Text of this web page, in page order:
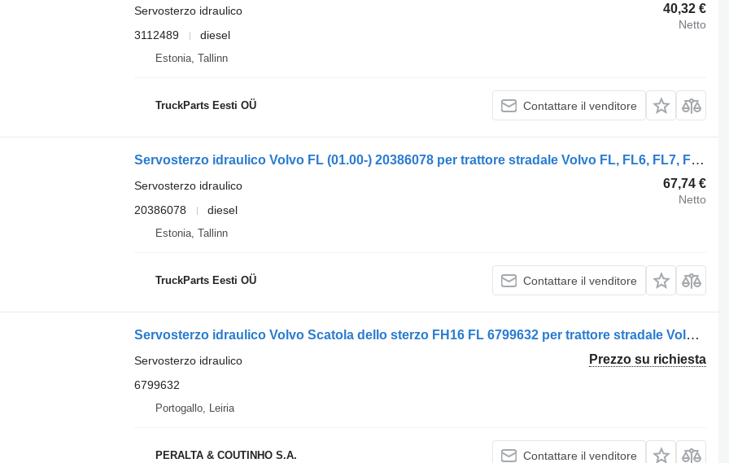
40,32 €
Netto
Servosterzo idraulico
3112489
diesel
Estonia, Tallinn
TruckParts Eesti OÜ Contattare il venditore
Servosterzo idraulico Volvo FL (01.00-) 20386078 per trattore stradale Volvo FL, FL6, FL7, FL10, FL12, FS718 (1985-2005)
67,74 €
Netto
Servosterzo idraulico
20386078
diesel
Estonia, Tallinn
TruckParts Eesti OÜ Contattare il venditore
Servosterzo idraulico Volvo Scatola dello sterzo FH16 FL 6799632 per trattore stradale Volvo FH16 / FL
Prezzo su richiesta
Servosterzo idraulico
6799632
Portogallo, Leiria
PERALTA & COUTINHO S.A. Contattare il venditore